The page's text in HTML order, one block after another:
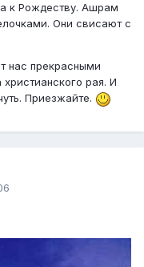
к Рождеству. Ашрам
Они свисают с
нас прекрасными
рая. И
Приезжайте.